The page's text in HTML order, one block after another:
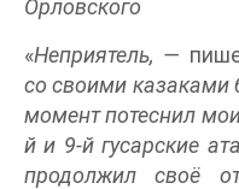
Орловского
«Неприятель, —
со своими казаками
момент потеснил
й и 9-й гусарские
продолжил своё